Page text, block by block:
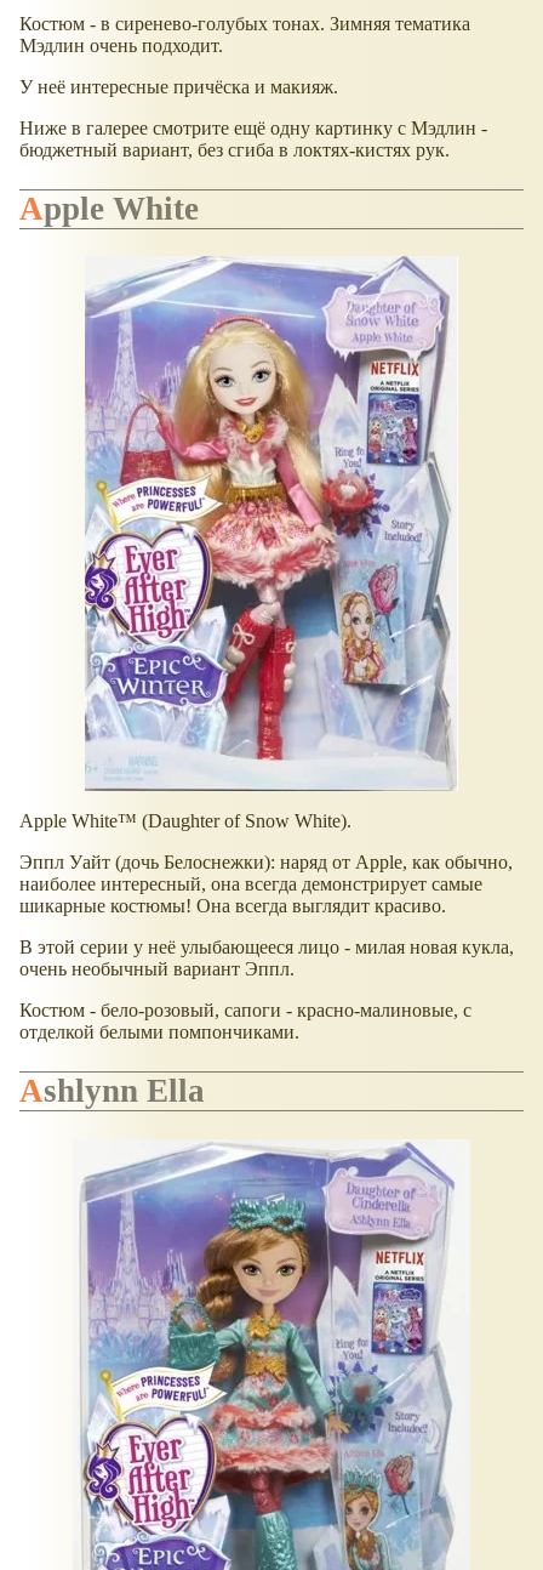
Костюм - в сиренево-голубых тонах. Зимняя тематика
Мэдлин очень подходит.
У неё интересные причёска и макияж.
Ниже в галерее смотрите ещё одну картинку с Мэдлин -
бюджетный вариант, без сгиба в локтях-кистях рук.
Apple White
Apple White™ (Daughter of Snow White).
Эппл Уайт (дочь Белоснежки): наряд от Apple, как обычно,
наиболее интересный, она всегда демонстрирует самые
шикарные костюмы! Она всегда выглядит красиво.
В этой серии у неё улыбающееся лицо - милая новая кукла,
очень необычный вариант Эппл.
Костюм - бело-розовый, сапоги - красно-малиновые, с
отделкой белыми помпончиками.
Ashlynn Ella